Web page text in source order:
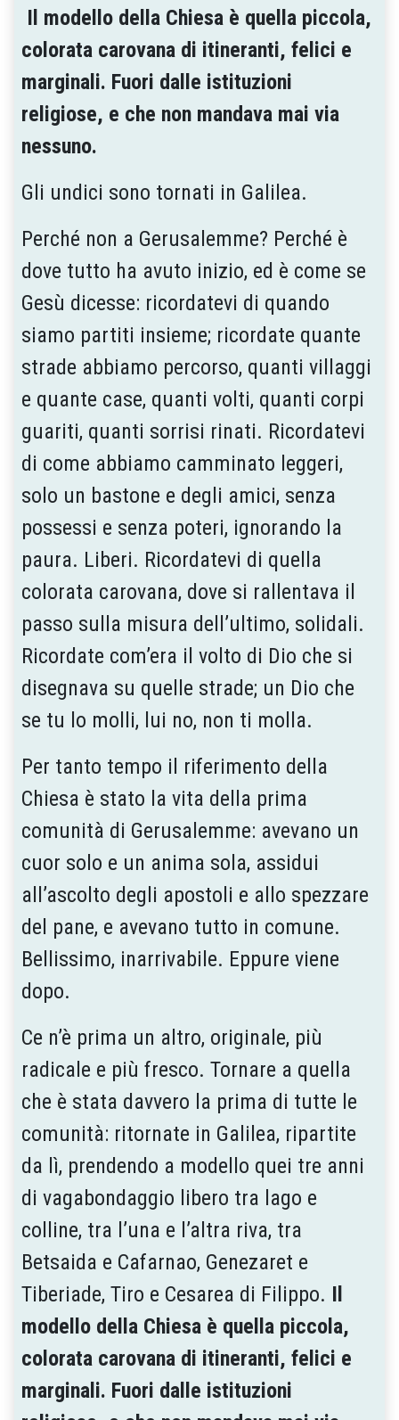
Il modello della Chiesa è quella piccola,
colorata carovana di itineranti, felici e
marginali. Fuori dalle istituzioni
religiose, e che non mandava mai via
nessuno.
Gli undici sono tornati in Galilea.
Perché non a Gerusalemme? Perché è
dove tutto ha avuto inizio, ed è come se
Gesù dicesse: ricordatevi di quando
siamo partiti insieme; ricordate quante
strade abbiamo percorso, quanti villaggi
e quante case, quanti volti, quanti corpi
guariti, quanti sorrisi rinati. Ricordatevi
di come abbiamo camminato leggeri,
solo un bastone e degli amici, senza
possessi e senza poteri, ignorando la
paura. Liberi. Ricordatevi di quella
colorata carovana, dove si rallentava il
passo sulla misura dell’ultimo, solidali.
Ricordate com’era il volto di Dio che si
disegnava su quelle strade; un Dio che
se tu lo molli, lui no, non ti molla.
Per tanto tempo il riferimento della
Chiesa è stato la vita della prima
comunità di Gerusalemme: avevano un
cuor solo e un anima sola, assidui
all’ascolto degli apostoli e allo spezzare
del pane, e avevano tutto in comune.
Bellissimo, inarrivabile. Eppure viene
dopo.
Ce n’è prima un altro, originale, più
radicale e più fresco. Tornare a quella
che è stata davvero la prima di tutte le
comunità: ritornate in Galilea, ripartite
da lì, prendendo a modello quei tre anni
di vagabondaggio libero tra lago e
colline, tra l’una e l’altra riva, tra
Betsaida e Cafarnao, Genezaret e
Tiberiade, Tiro e Cesarea di Filippo. Il
modello della Chiesa è quella piccola,
colorata carovana di itineranti, felici e
marginali. Fuori dalle istituzioni